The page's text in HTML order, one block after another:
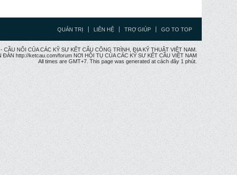
QUẢN TRỊ LIÊN HỆ TRỢ GIÚP GO TO TOP
NỐI CỦA CÁC KỸ SƯ KẾT CẤU CÔNG TRÌNH, ĐỊA KỸ THUẬT VIỆT NAM.
ĐÀN http://ketcau.com/forum NƠI HỘI TỤ CỦA CÁC KỸ SƯ KẾT CÂU VIỆT NAM
All times are GMT+7. This page was generated at cách đây 1 phút.